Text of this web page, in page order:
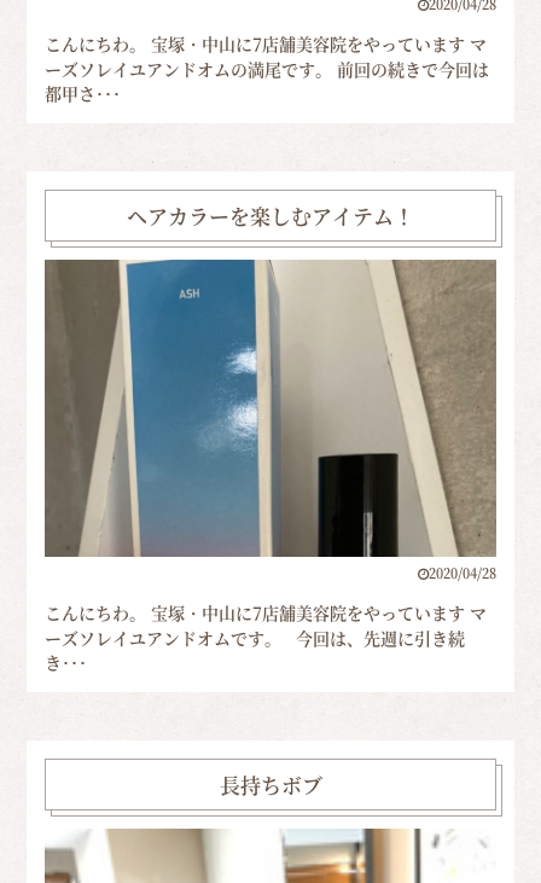
こんにちわ。 宝塚・中山に7店舗美容院をやっています マ
ーズソレイユアンドオムの満尾です。 前回の続きで今回は
都甲さ･･･
ヘアカラーを楽しむアイテム！
2020/04/28
こんにちわ。 宝塚・中山に7店舗美容院をやっています マ
ーズソレイユアンドオムです。 今回は、先週に引き続
き･･･
長持ちボブ